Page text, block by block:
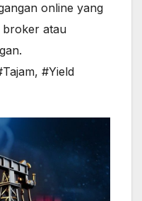
online yang
broker atau
, #Yield